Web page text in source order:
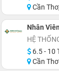
Cần
Nhân
HỆ
6.5 - 10
Cần Thơ